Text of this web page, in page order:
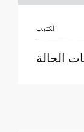
الكتيب
الحالة